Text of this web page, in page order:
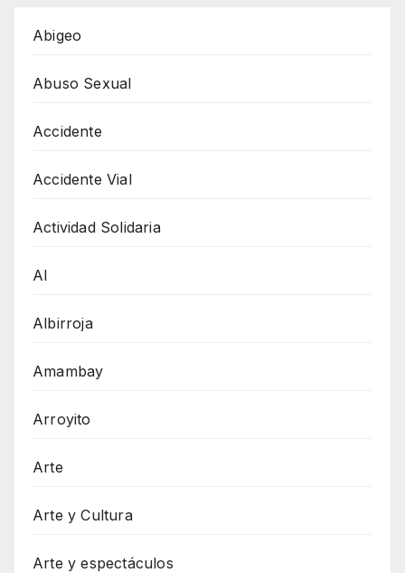
Abigeo
Abuso Sexual
Accidente
Accidente Vial
Actividad Solidaria
AI
Albirroja
Amambay
Arroyito
Arte
Arte y Cultura
Arte y espectáculos